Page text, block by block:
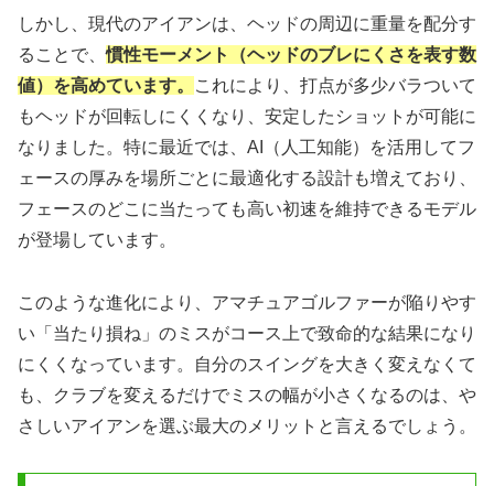
しかし、現代のアイアンは、ヘッドの周辺に重量を配分す
ることで、慣性モーメント（ヘッドのブレにくさを表す数
値）を高めています。
これにより、打点が多少バラついて
もヘッドが回転しにくくなり、安定したショットが可能に
なりました。特に最近では、AI（人工知能）を活用してフ
ェースの厚みを場所ごとに最適化する設計も増えており、
フェースのどこに当たっても高い初速を維持できるモデル
が登場しています。
このような進化により、アマチュアゴルファーが陥りやす
い「当たり損ね」のミスがコース上で致命的な結果になり
にくくなっています。自分のスイングを大きく変えなくて
も、クラブを変えるだけでミスの幅が小さくなるのは、や
さしいアイアンを選ぶ最大のメリットと言えるでしょう。